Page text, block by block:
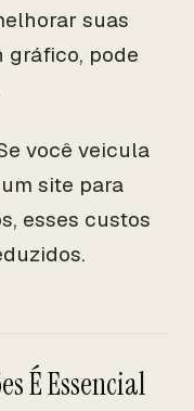
suas
gráfico, pode
você veicula
site para
esses custos
É Essencial